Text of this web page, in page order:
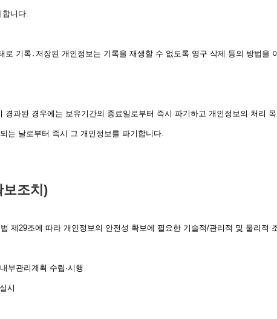
합니다.
로 기록․저장된 개인정보는 기록을 재생할 수 없도록 영구 삭제 등의 방법
경과된 경우에는 보유기간의 종료일로부터 즉시 파기하고 개인정보의 처리
는 날로부터 즉시 그 개인정보를 파기합니다.
보조치)
제29조에 따라 개인정보의 안전성 확보에 필요한 기술적/관리적 및 물리적
부관리계획 수립·시행
시